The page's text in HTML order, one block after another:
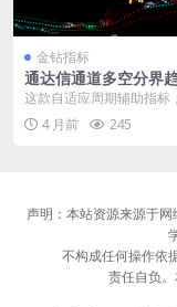
金钻指标
通达信通道多空分界
工具-清晰识别行情转
这款自适应周期辅助指标
位贴心的行情向导，能自
同周期，用区间轨道清...
4 月前 245
声明：本站资源来源于
不构成任何操作依
责任自负